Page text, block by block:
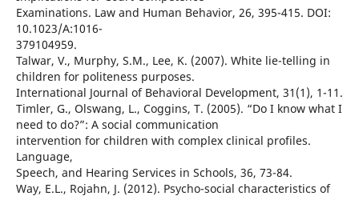
Examinations. Law and Human Behavior, 26, 395-415. DOI:
10.1023/A:1016-
379104959.
Talwar, V., Murphy, S.M., Lee, K. (2007). White lie-telling in
children for politeness purposes.
International Journal of Behavioral Development, 31(1), 1-11.
Timler, G., Olswang, L., Coggins, T. (2005). “Do I know what I
need to do?”: A social communication
intervention for children with complex clinical profiles.
Language,
Speech, and Hearing Services in Schools, 36, 73-84.
Way, E.L., Rojahn, J. (2012). Psycho-social characteristics of